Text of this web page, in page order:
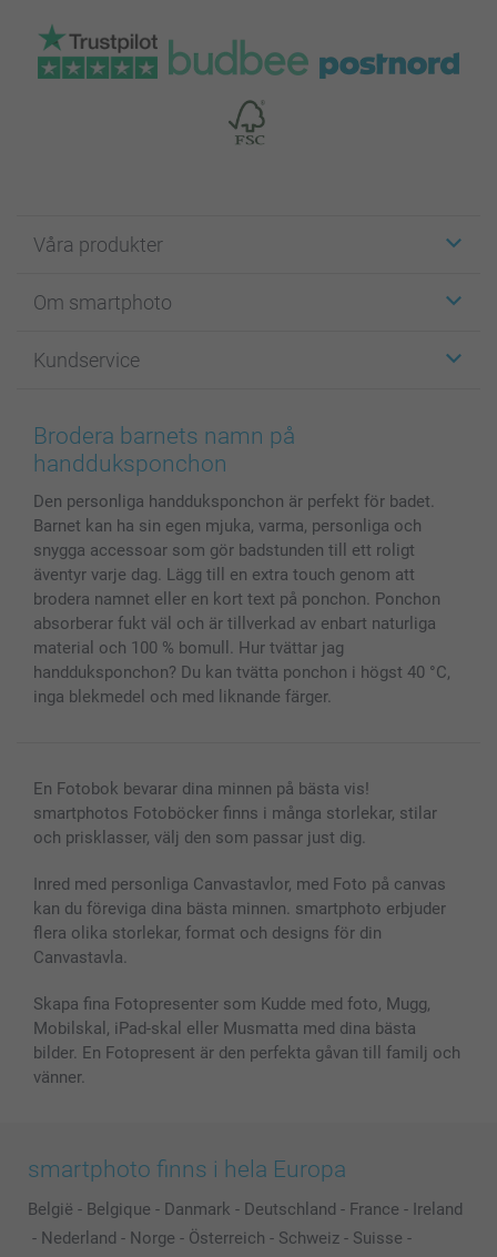
Våra produkter
Fotokort
Fotoböcker
Bilder, Fotoförstoring & Fotohäften
Skal till Mobil & Surfplatta
Fotoalmanackor & Fotoagenda
Fotoramar & Tillbehör
Presentkort
Alla fotoprodukter
Om smartphoto
För affiliates
Cookie Policy
Sitemap
Investor Relations
Kundservice
smartgaranti
smartbonus
Status på beställningar
Brodera barnets namn på
handduksponchon
Den personliga handduksponchon är perfekt för badet.
Barnet kan ha sin egen mjuka, varma, personliga och
snygga accessoar som gör badstunden till ett roligt
äventyr varje dag. Lägg till en extra touch genom att
brodera namnet eller en kort text på ponchon. Ponchon
absorberar fukt väl och är tillverkad av enbart naturliga
material och 100 % bomull. Hur tvättar jag
handduksponchon? Du kan tvätta ponchon i högst 40 °C,
inga blekmedel och med liknande färger.
En Fotobok bevarar dina minnen på bästa vis!
smartphotos Fotoböcker finns i många storlekar, stilar
och prisklasser, välj den som passar just dig.
Inred med personliga Canvastavlor, med Foto på canvas
kan du föreviga dina bästa minnen. smartphoto erbjuder
flera olika storlekar, format och designs för din
Canvastavla.
Skapa fina Fotopresenter som Kudde med foto, Mugg,
Mobilskal, iPad-skal eller Musmatta med dina bästa
bilder. En Fotopresent är den perfekta gåvan till familj och
vänner.
smartphoto finns i hela Europa
België - Belgique - Danmark - Deutschland - France - Ireland
- Nederland - Norge - Österreich - Schweiz - Suisse -